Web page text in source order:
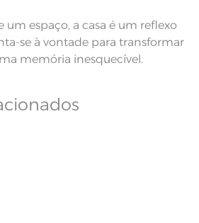
um espaço, a casa é um reflexo
se à vontade para transformar
memória inesquecível.